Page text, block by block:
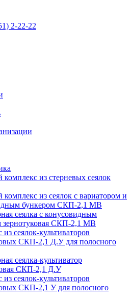
2-22-22
комплекс из стерневых сеялок
комплекс из сеялок с вариатором и
бункером СКП-2,1 МВ
сеялка с конусовидным
зернотуковая СКП-2,1 МВ
сеялок-культиваторов
СКП-2,1 Д.У для полосного
сеялка-культиватор
СКП-2,1 Д.У
сеялок-культиваторов
СКП-2,1 У для полосного